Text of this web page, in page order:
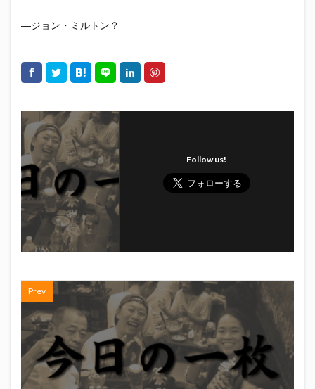
―ジョン・ミルトン？
Follow us!
Prev
吉田義元
名古屋グランパス
埼玉西武ライオンズ
大道芸
天皇杯
宝塚記念
宮崎本店
富士宮やきそば
富士正酒造
富士錦 富士錦酒造
小野友樹
山とおでん
山下メロン園
平喜酒造
日本酒
日清
東レアローズ静岡
桜まつり
森本酒造
権田修一
横浜F・マリノス 正雪
浦和レッズ
清水エスパルス
清水東高校
湘南ベルマーレ
滝波商店
田中眼蛇夢 田子の月
百田夏菜子
真卓朗商店
矢魔破 磯自慢
磯自慢酒造